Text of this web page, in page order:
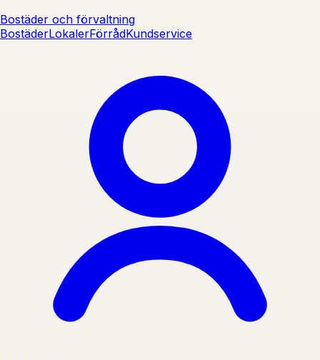
Bostäder och förvaltning
BostäderLokalerFörrådKundservice